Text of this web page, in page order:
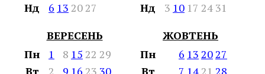
Нд
6 13 2027
Нд
3 10 17 24 31
ВЕРЕСЕНЬ
Пн
1 8 15 22 29
ЖОВТЕНЬ
Пн
6 13 2027